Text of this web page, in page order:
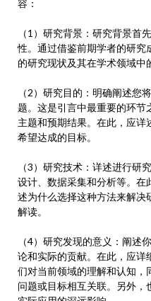
容：
（1）研究背景：研究背景首
性。通过借鉴前期学者的研究
的研究现状及其在学术领域中
（2）研究目的：明确阐述您
题。这是引言中最重要的环节
主题和预期结果。在此，应详
希望达成的目标。
（3）研究技术：详述进行研
设计、数据采集和分析等。在
述为什么选择这种方法来解决
解读。
（4）研究发现的意义：阐述
论和实际的贡献。在此，应详
们对当前领域的理解和认知，
问题或目标相互关联。另外，